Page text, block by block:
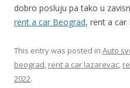
dobro posluju pa tako u
rent a car Beograd, rent a car
This entry was posted in Auto
beograd, rent a car lazarevac,
2022.